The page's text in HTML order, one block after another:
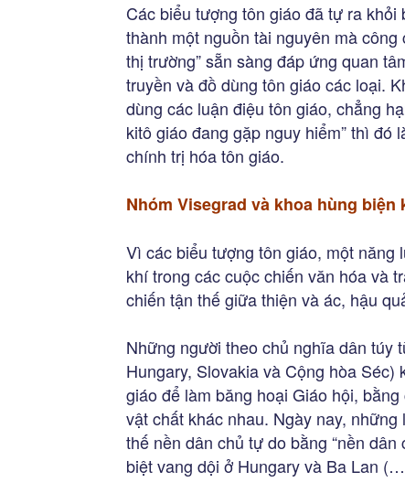
Các biểu tượng tôn giáo đã tự ra
thành một nguồn tài nguyên mà
thị trường” sẵn sàng đáp ứng quan
truyền và đồ dùng tôn giáo các loại.
dùng các luận điệu tôn giáo, chẳng
kitô giáo đang gặp nguy hiểm” thì
chính trị hóa tôn giáo.
Nhóm Visegrad và khoa hùng biện
Vì các biểu tượng tôn giáo, một năng
khí trong các cuộc chiến văn hóa và
chiến tận thế giữa thiện và ác, hậu
Những người theo chủ nghĩa dân túy
Hungary, Slovakia và Cộng hòa
giáo để làm băng hoại Giáo hội,
vật chất khác nhau. Ngày nay,
thế nền dân chủ tự do bằng “nền
biệt vang dội ở Hungary và Ba Lan